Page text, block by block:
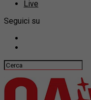
Live
Seguici su